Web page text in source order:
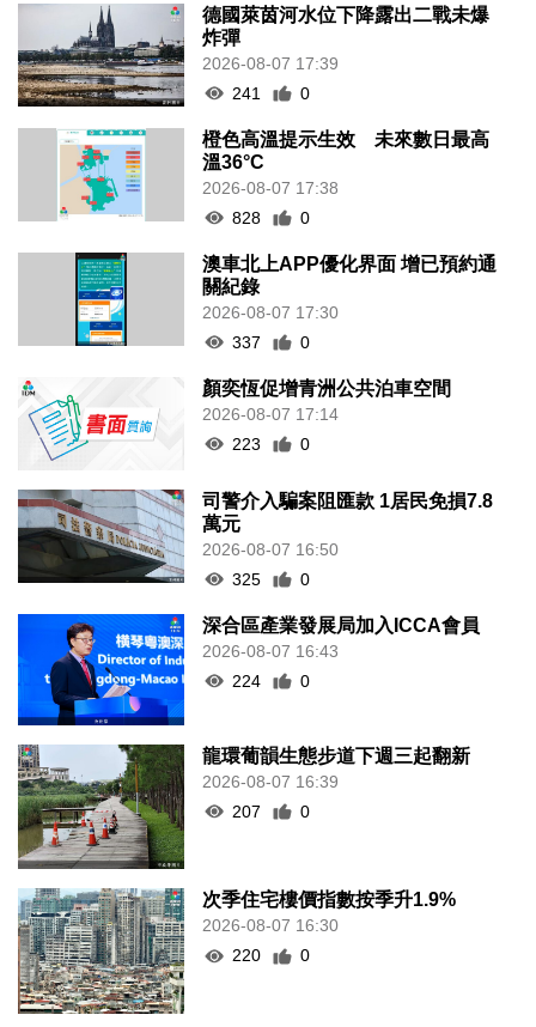
德國萊茵河水位下降露出二戰未爆
炸彈
2026-08-07 17:39
241
0
橙色高溫提示生效 未來數日最高
溫36°C
2026-08-07 17:38
828
0
澳車北上APP優化界面 增已預約通
關紀錄
2026-08-07 17:30
337
0
顏奕恆促增青洲公共泊車空間
2026-08-07 17:14
223
0
司警介入騙案阻匯款 1居民免損7.8
萬元
2026-08-07 16:50
325
0
深合區產業發展局加入ICCA會員
2026-08-07 16:43
224
0
龍環葡韻生態步道下週三起翻新
2026-08-07 16:39
207
0
次季住宅樓價指數按季升1.9%
2026-08-07 16:30
220
0